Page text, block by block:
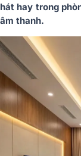
hát hay trong
âm thanh.